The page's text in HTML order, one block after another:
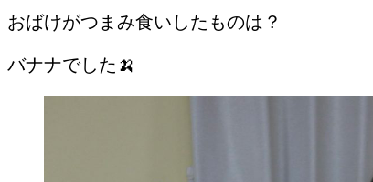
おばけがつまみ食いしたものは？
バナナでした🍌